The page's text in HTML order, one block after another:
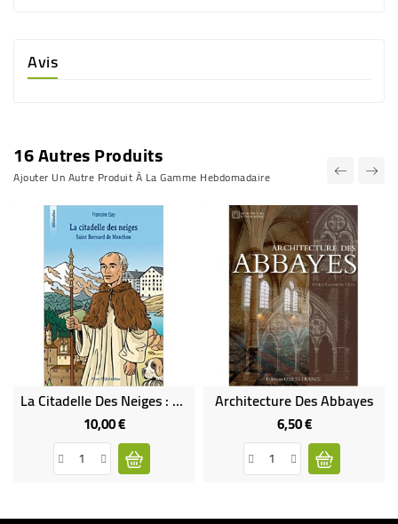
Avis
16 Autres Produits
Ajouter Un Autre Produit À La Gamme Hebdomadaire
La Citadelle Des Neiges : Saint Bernard De Menthon
10,00 €Prix
Architecture Des Abbayes
6,50 €Prix